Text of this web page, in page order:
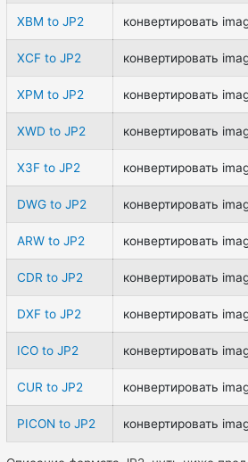
XBM to JP2 конвертировать
XCF to JP2 конвертировать
XPM to JP2 конвертировать
XWD to JP2 конвертировать
X3F to JP2 конвертировать
DWG to JP2 конвертировать
ARW to JP2 конвертировать
CDR to JP2 конвертировать
DXF to JP2 конвертировать
ICO to JP2 конвертировать
CUR to JP2 конвертировать
PICON to JP2 конвертировать